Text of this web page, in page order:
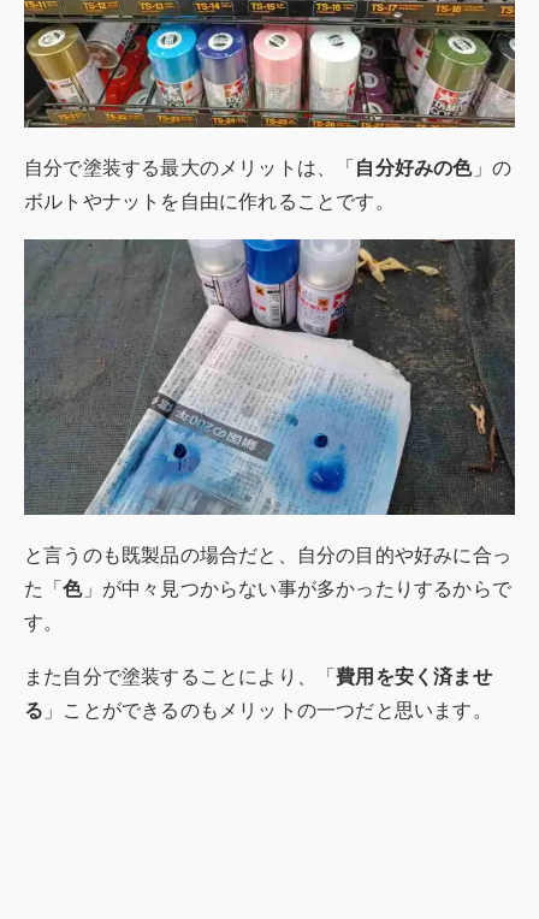
自分で塗装する最大のメリットは、「 自分好みの色」の
ボルトやナットを自由に作れることです。
と言うのも既製品の場合だと、自分の目的や好みに合っ
た「色」が中々見つからない事が多かったりするからで
す。
また自分で塗装することにより、「費用を安く済ませ
る 」ことができるのもメリットの一つだと思います。